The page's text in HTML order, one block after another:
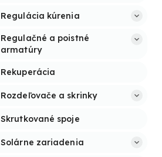
Regulácia kúrenia
Regulačné a poistné
armatúry
Rekuperácia
Rozdeľovače a skrinky
Skrutkované spoje
Solárne zariadenia